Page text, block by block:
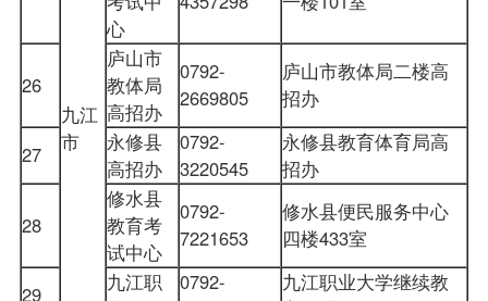
九江
市
心
26
庐山市
教体局
高招办
0792-
2669805
庐山市教体局二楼高
招办
27
永修县
高招办
0792-
3220545
永修县教育体育局高
招办
28
修水县
教育考
试中心
0792-
7221653
修水县便民服务中心
四楼433室
29
九江职
0792-
九江职业大学继续教